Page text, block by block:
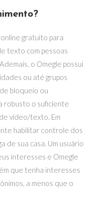
gratuito para
texto com pessoas
o Omegle possui
ou até grupos
bloqueio ou
robusto o suficiente
vídeo/texto. Em
habilitar controle dos
de sua casa. Um usuário
interesses e Omegle
que tenha interesses
a menos que o